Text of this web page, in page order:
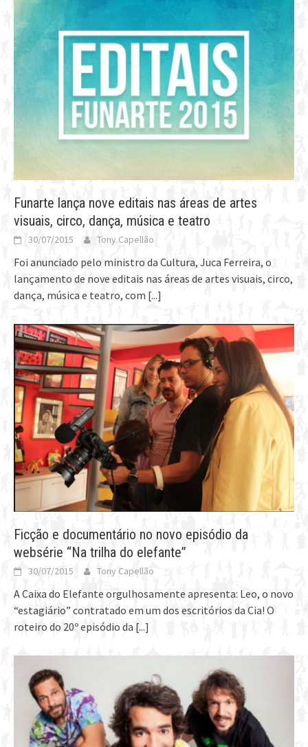
Funarte lança nove editais nas áreas de artes
visuais, circo, dança, música e teatro
30/07/2015 Tony Capellão
Foi anunciado pelo ministro da Cultura, Juca Ferreira, o
lançamento de nove editais nas áreas de artes visuais, circo,
dança, música e teatro, com [...]
Ficção e documentário no novo episódio da
websérie “Na trilha do elefante”
30/07/2015 Tony Capellão
A Caixa do Elefante orgulhosamente apresenta: Leo, o novo
“estagiário” contratado em um dos escritórios da Cia! O
roteiro do 20º episódio da [...]